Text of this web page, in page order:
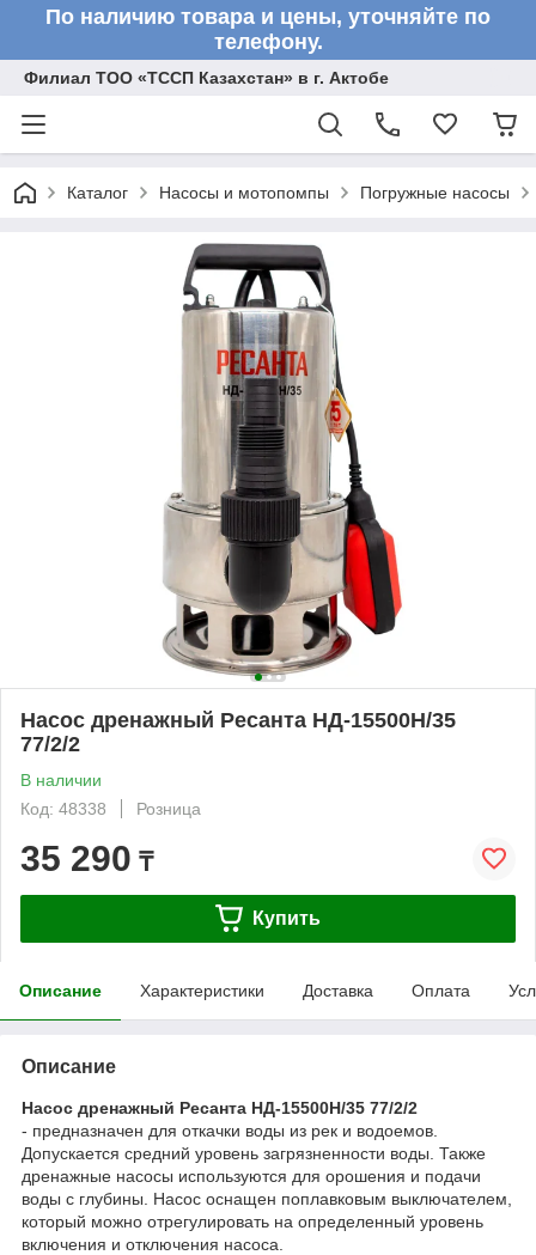
По наличию товара и цены, уточняйте по
телефону.
Филиал ТОО «ТССП Казахстан» в г. Актобе
Каталог Насосы и мотопомпы Погружные насосы
Насос дренажный Ресанта НД-15500Н/35
77/2/2
В наличии
Код: 48338
Розница
35 290 ₸
Купить
Описание Характеристики Доставка Оплата
Описание
Насос дренажный Ресанта НД-15500Н/35 77/2/2
- предназначен для откачки воды из рек и водоемов.
Допускается средний уровень загрязненности воды. Также
дренажные насосы используются для орошения и подачи
воды с глубины. Насос оснащен поплавковым выключателем,
который можно отрегулировать на определенный уровень
включения и отключения насоса.